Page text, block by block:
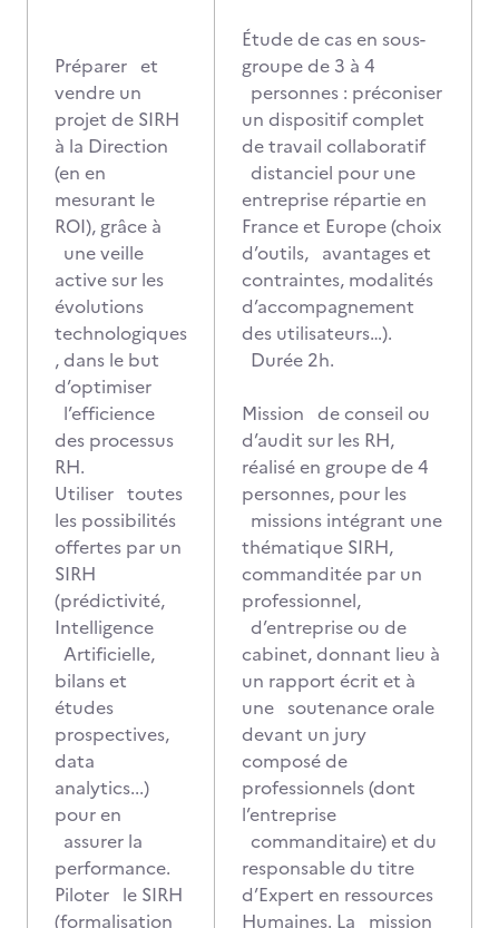
Préparer et
vendre un
projet de SIRH
à la Direction
(en en
mesurant le
ROI), grâce à
une veille
active sur les
évolutions
technologiques
, dans le but
d’optimiser
l’efficience
des processus
RH.
Utiliser toutes
les possibilités
offertes par un
SIRH
(prédictivité,
Intelligence
Artificielle,
bilans et
études
prospectives,
data
analytics...)
pour en
assurer la
performance.
Piloter le SIRH
(formalisation
Étude de cas en sous-
groupe de 3 à 4
personnes : préconiser
un dispositif complet
de travail collaboratif
distanciel pour une
entreprise répartie en
France et Europe (choix
d’outils, avantages et
contraintes, modalités
d’accompagnement
des utilisateurs…).
Durée 2h.
Mission de conseil ou
d’audit sur les RH,
réalisé en groupe de 4
personnes, pour les
missions intégrant une
thématique SIRH,
commanditée par un
professionnel,
d’entreprise ou de
cabinet, donnant lieu à
un rapport écrit et à
une soutenance orale
devant un jury
composé de
professionnels (dont
l’entreprise
commanditaire) et du
responsable du titre
d’Expert en ressources
Humaines. La mission